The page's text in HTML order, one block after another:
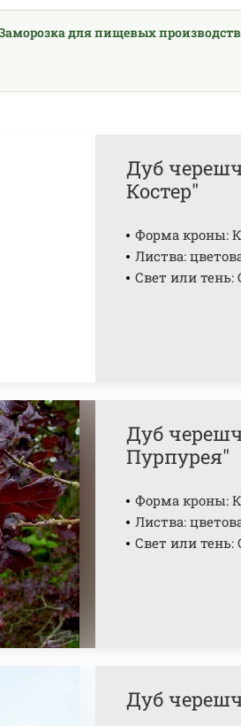
для пищевых
Дуб
Костер"
Форма кроны:
Листва:
Свет или
Дуб
Пурпурея"
Форма кроны:
Листва:
Свет или
Дуб